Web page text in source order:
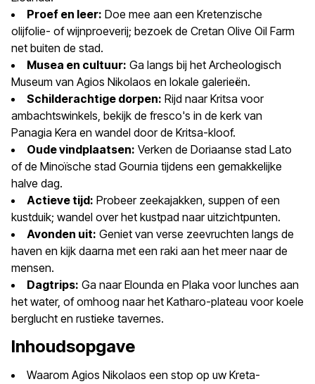
Proef en leer: Doe mee aan een Kretenzische
olijfolie- of wijnproeverij; bezoek de Cretan Olive Oil Farm
net buiten de stad.
Musea en cultuur: Ga langs bij het Archeologisch
Museum van Agios Nikolaos en lokale galerieën.
Schilderachtige dorpen: Rijd naar Kritsa voor
ambachtswinkels, bekijk de fresco's in de kerk van
Panagia Kera en wandel door de Kritsa-kloof.
Oude vindplaatsen: Verken de Doriaanse stad Lato
of de Minoïsche stad Gournia tijdens een gemakkelijke
halve dag.
Actieve tijd: Probeer zeekajakken, suppen of een
kustduik; wandel over het kustpad naar uitzichtpunten.
Avonden uit: Geniet van verse zeevruchten langs de
haven en kijk daarna met een raki aan het meer naar de
mensen.
Dagtrips: Ga naar Elounda en Plaka voor lunches aan
het water, of omhoog naar het Katharo-plateau voor koele
berglucht en rustieke tavernes.
Inhoudsopgave
Waarom Agios Nikolaos een stop op uw Kreta-